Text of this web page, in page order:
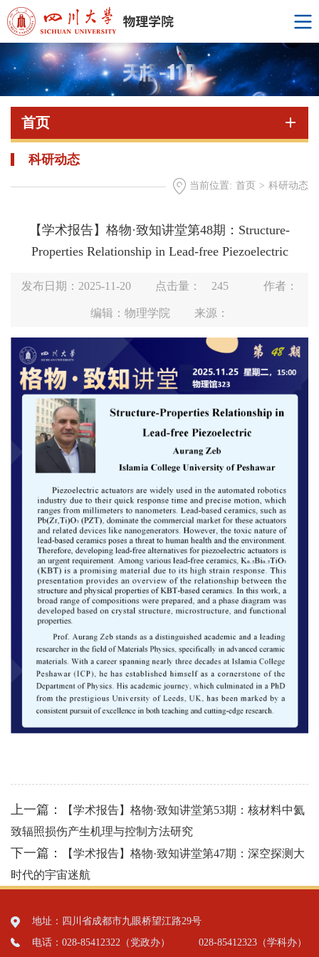
首页
科研动态
当前位置: 首页 > 科研动态
【学术报告】格物·致知讲堂第48期：Structure-
Properties Relationship in Lead-free Piezoelectric
发布日期：2025-11-20 点击量： 245 作者：
编辑：物理学院 来源：
上一篇：
【学术报告】格物·致知讲堂第53期：核材料中氦
致辐照损伤产生机理与控制方法研究
下一篇：
【学术报告】格物·致知讲堂第47期：深空探测大
时代的宇宙迷航
地址：四川省成都市九眼桥望江路29号
电话：028-85412322（党政办）
028-85412323（学科办）